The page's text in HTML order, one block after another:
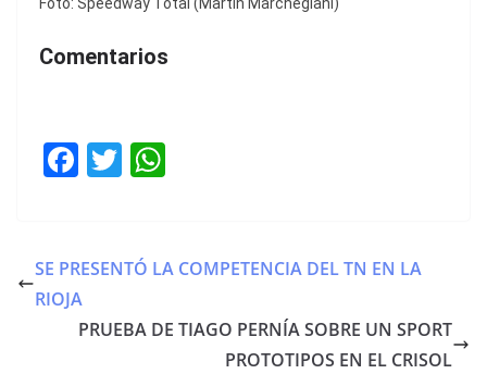
Comentarios
F
e
b
o
T
er s
p
SE PRESENTÓ LA COMPETENCIA DEL TN EN LA
RIOJA
PRUEBA DE TIAGO PERNÍA SOBRE UN SPORT
PROTOTIPOS EN EL CRISOL